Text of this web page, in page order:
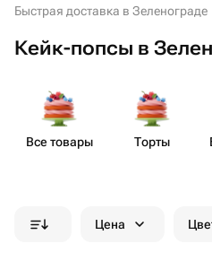
Быстрая доставка в Зеленограде
Кейк-попсы в
Все товары Торты
Цена